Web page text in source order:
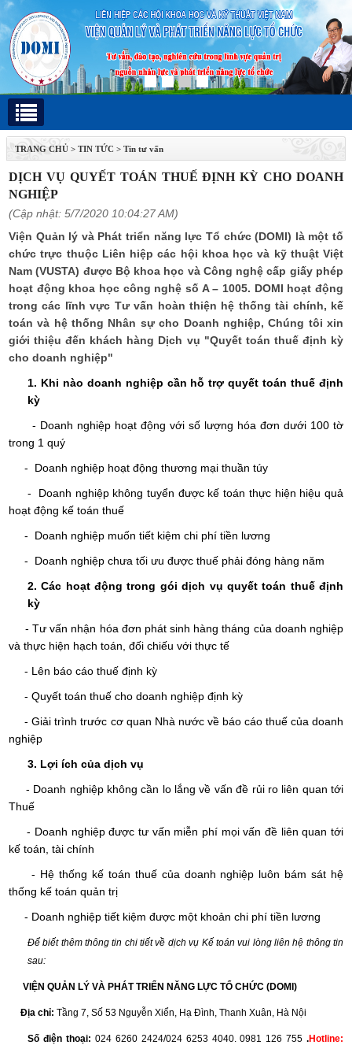
TRANG CHỦ > TIN TỨC > Tin tư vấn
DỊCH VỤ QUYẾT TOÁN THUẾ ĐỊNH KỲ CHO DOANH
NGHIỆP
(Cập nhật: 5/7/2020 10:04:27 AM)
Viện Quản lý và Phát triển năng lực Tổ chức (DOMI) là một tố
chức trực thuộc Liên hiệp các hội khoa học và kỹ thuật Việt
Nam (VUSTA) được Bộ khoa học và Công nghệ cấp giấy phép
hoạt động khoa học công nghệ số A – 1005. DOMI hoạt động
trong các lĩnh vực Tư vấn hoàn thiện hệ thống tài chính, kế
toán và hệ thống Nhân sự cho Doanh nghiệp, Chúng tôi xin
giới thiệu đến khách hàng Dịch vụ "Quyết toán thuế định kỳ
cho doanh nghiệp"
1. Khi nào doanh nghiệp cần hỗ trợ quyết toán thuế định
kỳ
- Doanh nghiệp hoạt động với số lượng hóa đơn dưới 100 tờ
trong 1 quý
- Doanh nghiệp hoạt động thương mại thuần túy
- Doanh nghiệp không tuyển được kế toán thực hiện hiệu quả
hoạt động kế toán thuế
- Doanh nghiệp muốn tiết kiệm chi phí tiền lương
- Doanh nghiệp chưa tối ưu được thuế phải đóng hàng năm
2. Các hoạt động trong gói dịch vụ quyết toán thuế định
kỳ
- Tư vấn nhận hóa đơn phát sinh hàng tháng của doanh nghiệp
và thực hiện hạch toán, đối chiếu với thực tế
- Lên báo cáo thuế định kỳ
- Quyết toán thuế cho doanh nghiệp định kỳ
- Giải trình trước cơ quan Nhà nước về báo cáo thuế của doanh
nghiệp
3. Lợi ích của dịch vụ
- Doanh nghiệp không cần lo lắng về vấn đề rủi ro liên quan tới
Thuế
- Doanh nghiệp được tư vấn miễn phí mọi vấn đề liên quan tới
kế toán, tài chính
- Hệ thống kế toán thuế của doanh nghiệp luôn bám sát hệ
thống kế toán quản trị
- Doanh nghiệp tiết kiệm được một khoản chi phí tiền lương
Để biết thêm thông tin chi tiết về dịch vụ Kế toán vui lòng liên hệ thông tin
sau:
VIỆN QUẢN LÝ VÀ PHÁT TRIỂN NĂNG LỰC TỔ CHỨC (DOMI)
Địa chỉ: Tầng 7, Số 53 Nguyễn Xiển, Hạ Đình, Thanh Xuân, Hà Nội
Số điện thoại: 024 6260 2424/024 6253 4040.0981 126 755 .Hotline: